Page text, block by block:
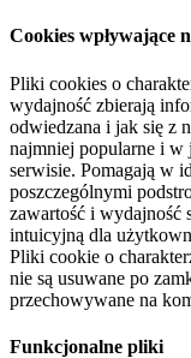
Cookies wpływające
Pliki cookies o
wydajność zbierają
odwiedzana i jak się z
najmniej popularne i w
serwisie. Pomagają w
poszczególnymi
zawartość i wydajność
intuicyjną dla
Pliki cookie o
nie są usuwane po
przechowywane na
Funkcjonalne pliki